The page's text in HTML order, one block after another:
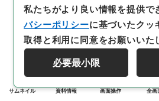
サムネイル 資料情報 画面操作 全画
私たちがより良い情報を提供で
バシーポリシーに基づいたク
取得と利用に同意をお願いいた
必要最小限